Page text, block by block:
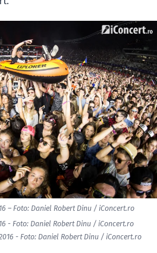
– Foto: Daniel Robert Dinu / iConcert.ro
- Foto: Daniel Robert Dinu / iConcert.ro
- Foto: Daniel Robert Dinu / iConcert.ro